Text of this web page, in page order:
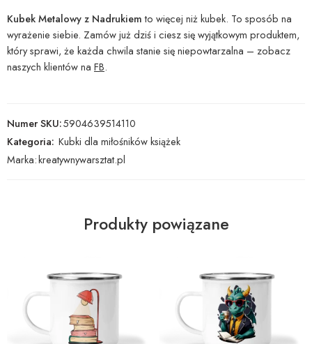
Kubek Metalowy z Nadrukiemto więcej niż kubek. To sposób na
wyrażenie siebie. Zamów już dziś i ciesz się wyjątkowym produktem,
który sprawi, że każda chwila stanie się niepowtarzalna – zobacz
naszych klientów na FB.
Numer SKU:5904639514110
Kategoria: Kubki dla miłośników książek
Marka:kreatywnywarsztat.pl
Produkty powiązane